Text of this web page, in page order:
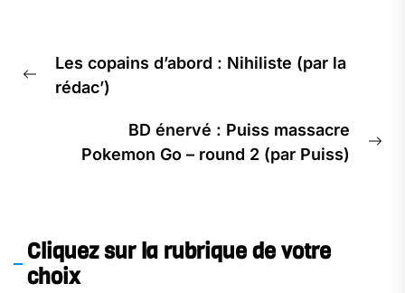
de
l’article
Previous
Les copains d’abord : Nihiliste (par la
rédac’)
BD énervé : Puiss massacre
Pokemon Go – round 2 (par Puiss)
Cliquez sur la rubrique de votre
choix